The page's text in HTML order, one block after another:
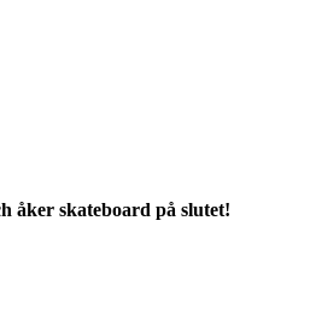
åker skateboard på slutet!